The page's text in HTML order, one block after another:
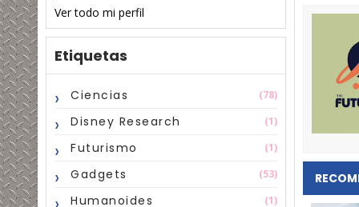
Ver todo mi perfil
Etiquetas
Ciencias (78)
Disney Research (1)
Futurismo (1)
Gadgets (53)
Humanoides (1)